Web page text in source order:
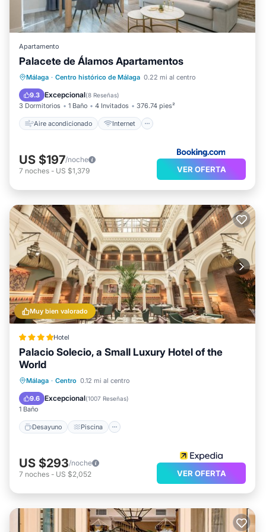
Apartamento
Palacete de Álamos Apartamentos
Málaga · Centro histórico de Málaga 0.22 mi al centro
9.3 Excepcional(8 Reseñas)
3 Dormitorios 1 Baño 4 Invitados 376.74 pies²
Aire acondicionado Internet
Aire acondicionado
Internet
Apto para niños
US $197/noche
7 noches - US $1,379 VER OFERTA
Muy bien valorado
Hotel
Palacio Solecio, a Small Luxury Hotel of the
World
Málaga · Centro 0.12 mi al centro
9.6 Excepcional(1007 Reseñas)
1 Baño
Desayuno Piscina
Desayuno Piscina
Cocina
US $293/noche
7 noches - US $2,052 VER OFERTA